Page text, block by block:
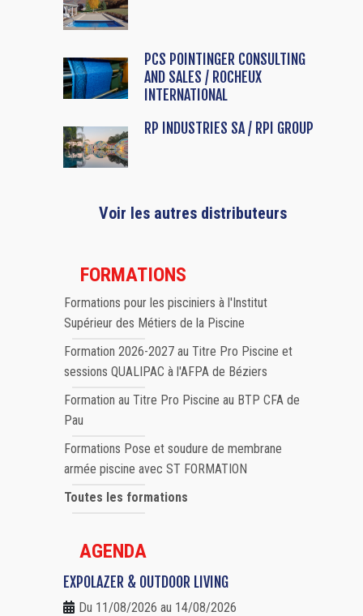
PCS POINTINGER CONSULTING
AND SALES / ROCHEUX
INTERNATIONAL
RP INDUSTRIES SA / RPI GROUP
Voir les autres distributeurs
FORMATIONS
Formations pour les pisciniers à l'Institut
Supérieur des Métiers de la Piscine
Formation 2026-2027 au Titre Pro Piscine et
sessions QUALIPAC à l'AFPA de Béziers
Formation au Titre Pro Piscine au BTP CFA de
Pau
Formations Pose et soudure de membrane
armée piscine avec ST FORMATION
Toutes les formations
AGENDA
EXPOLAZER & OUTDOOR LIVING
Du 11/08/2026 au 14/08/2026